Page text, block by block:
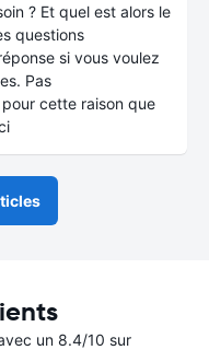
? Et quel est alors le
questions
si vous voulez
Pas
pour cette raison que
un 8.4/10 sur